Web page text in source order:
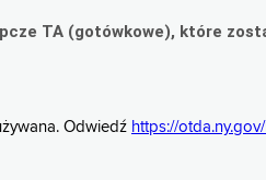
TA (gotówkowe), które
Odwiedź https://